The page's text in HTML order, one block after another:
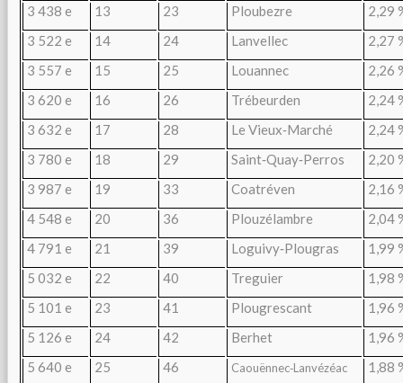
3 438 e 13 23 Ploubezre
2,29
3 522 e
14 24 Lanvellec
2,27
3 557 e
15 25 Louannec
2,26
3 620 e
16 26 Trébeurden
2,24
3 632 e
17 28 Le Vieux‑Marché
2,24
3 780 e
18 29 Saint‑Quay‑Perros
2,20
3 987 e
19 33 Coatréven
2,16
4 548 e
20 36 Plouzélambre
2,04
4 791 e
21 39 Loguivy‑Plougras
1,99
5 032 e
22 40 Treguier
1,98
5 101 e
23 41 Plougrescant
1,96
5 126 e
24 42 Berhet
1,96
5 640 e
25 46 Caouënnec‑Lanvézéac 1,88